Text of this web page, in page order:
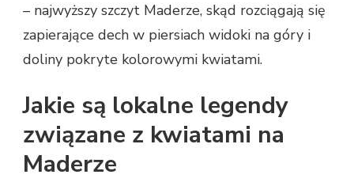
– najwyższy szczyt Maderze, skąd rozciągają się
zapierające dech w piersiach widoki na góry i
doliny pokryte kolorowymi kwiatami.
Jakie są lokalne legendy
związane z kwiatami na
Maderze